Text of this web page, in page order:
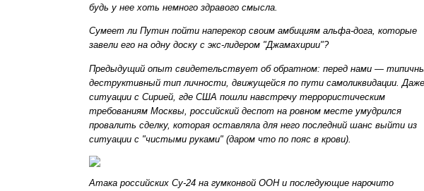
будь у нее хоть немного здравого смысла.
Сумеет ли Путин пойти наперекор своим амбициям альфа-дога, которые
завели его на одну доску с экс-лидером "Джамахирии"?
Предыдущий опыт свидетельствует об обратном: перед нами —
деструктивный тип личности, движущейся по пути самоликвидации.
ситуации с Сирией, где США пошли навстречу террористическим
требованиям Москвы, российский деспот на ровном месте умудрился
провалить сделку, которая оставляла для него последний шанс выйти из
ситуации с "чистыми руками" (даром что по пояс в крови).
Атака российских Су-24 на гумконвой ООН и последующие нарочито